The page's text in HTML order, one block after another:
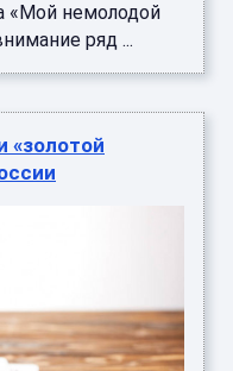
«Мой немолодой
ряд ...
«золотой